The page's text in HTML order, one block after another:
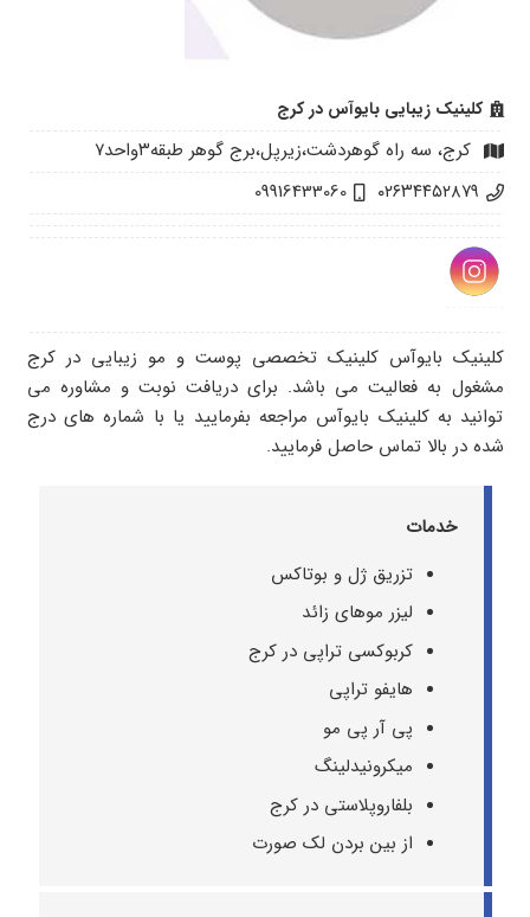
کلینیک زیبایی بایوآس در کرج
کرج، سه راه گوهردشت،زیرپل،برج گوهر طبقه۳واحد۷
۰۲۶۳۴۴۵۲۸۷۹
09916433060
کلینیک بایوآس کلینیک تخصصی پوست و مو زیبایی در کرج
مشغول به فعالیت می باشد. برای دریافت نوبت و مشاوره می
توانید به کلینیک بایوآس مراجعه بفرمایید یا با شماره های درج
شده در بالا تماس حاصل فرمایید.
خدمات
تزریق ژل و بوتاکس
لیزر موهای زائد
کربوکسی تراپی در کرج
هایفو تراپی
پی آر پی مو
میکرونیدلینگ
بلفاروپلاستی در کرج
از بین بردن لک صورت